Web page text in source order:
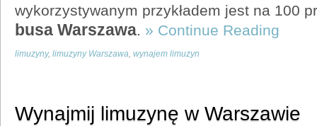
wykorzystywanym przykładem jest na 100
busa Warszawa. » Continue Reading
limuzyny, limuzyny Warszawa wynajem limuzyn
Wynajmij limuzynę w Warszawie